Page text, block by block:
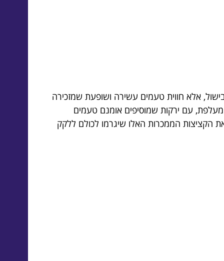
אלא חווית טעמים עשירה ושופעת שמזכירה
עם ירקות שמוסיפים אומנם טעמים
הקציצות הממכרות האלו שיגרמו לכולם ללקק